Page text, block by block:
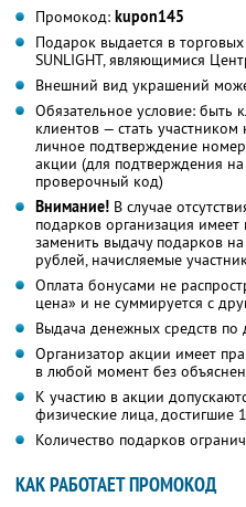
Промокод: kupon145
Подарок выдается в
SUNLIGHT, являющимися
Внешний вид украшений
Обязательное условие: быть
клиентов — стать
личное подтверждение
акции (для подтверждения
проверочный код)
Внимание! В случае
подарков организация
заменить выдачу подарков
рублей, начисляемые
Оплата бонусами не
цена» и не суммируется с
Выдача денежных средств по
Организатор акции имеет
в любой момент без
К участию в акции
физические лица, достигшие
Количество подарков
КАК РАБОТАЕТ ПРОМОКОД